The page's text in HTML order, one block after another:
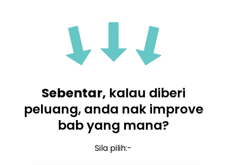
Sebentar, kalau diberi
peluang, anda nak improve
bab yang mana?
Sila pilih:-